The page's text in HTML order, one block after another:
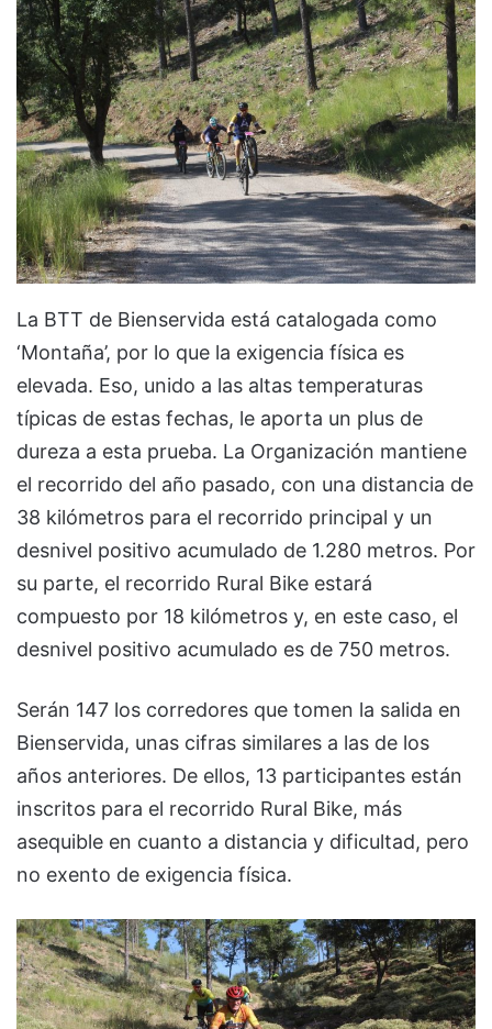
La BTT de Bienservida está catalogada como
‘Montaña’, por lo que la exigencia física es
elevada. Eso, unido a las altas temperaturas
típicas de estas fechas, le aporta un plus de
dureza a esta prueba. La Organización mantiene
el recorrido del año pasado, con una distancia de
38 kilómetros para el recorrido principal y un
desnivel positivo acumulado de 1.280 metros. Por
su parte, el recorrido Rural Bike estará
compuesto por 18 kilómetros y, en este caso, el
desnivel positivo acumulado es de 750 metros.
Serán 147 los corredores que tomen la salida en
Bienservida, unas cifras similares a las de los
años anteriores. De ellos, 13 participantes están
inscritos para el recorrido Rural Bike, más
asequible en cuanto a distancia y dificultad, pero
no exento de exigencia física.